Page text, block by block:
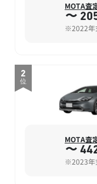
MOTA査
〜
※2022年
2
位
MOTA査
〜
※2023年